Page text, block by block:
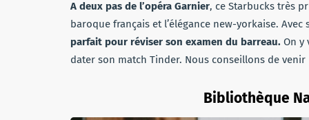
A deux pas de l’opéra Garnier, ce Starbucks très
baroque français et l’élégance new-yorkaise.
parfait pour réviser son examen du barreau. On y
dater son match Tinder. Nous conseillons de
Bibliothèque